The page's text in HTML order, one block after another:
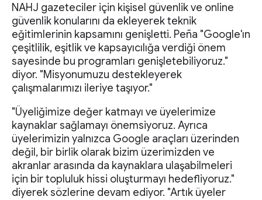
NAHJ gazeteciler için kişisel güvenlik ve online
güvenlik konularını da ekleyerek teknik
eğitimlerinin kapsamını genişletti. Peña "Google'ın
çeşitlilik, eşitlik ve kapsayıcılığa verdiği önem
sayesinde bu programları genişletebiliyoruz."
diyor. "Misyonumuzu destekleyerek
çalışmalarımızı ileriye taşıyor."
"Üyeliğimize değer katmayı ve üyelerimize
kaynaklar sağlamayı önemsiyoruz. Ayrıca
üyelerimizin yalnızca Google araçları üzerinden
değil, bir birlik olarak bizim üzerimizden ve
akranlar arasında da kaynaklara ulaşabilmeleri
için bir topluluk hissi oluşturmayı hedefliyoruz."
diyerek sözlerine devam ediyor. "Artık üyeler